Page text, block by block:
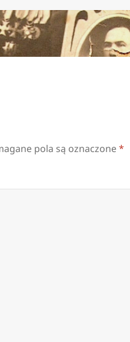
pola są oznaczone*